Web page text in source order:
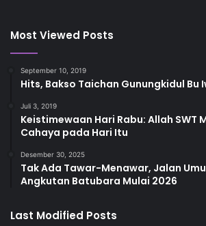
Most Viewed Posts
September 10, 2019
Hits, Bakso Taichan Gunungkidul Bu
Juli 3, 2019
Keistimewaan Hari Rabu: Allah SWT
Cahaya pada Hari Itu
Desember 30, 2025
Tak Ada Tawar-Menawar, Jalan
Angkutan Batubara Mulai 2026
Last Modified Posts